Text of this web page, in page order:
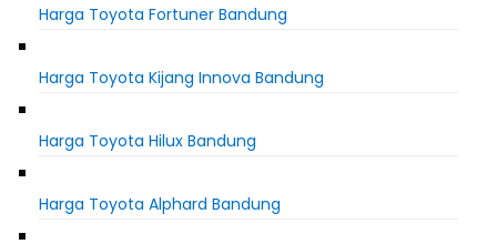
Harga Toyota Fortuner Bandung
Harga Toyota Kijang Innova Bandung
Harga Toyota Hilux Bandung
Harga Toyota Alphard Bandung